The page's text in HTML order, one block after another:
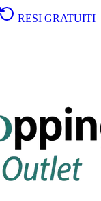
RESI GRATUITI